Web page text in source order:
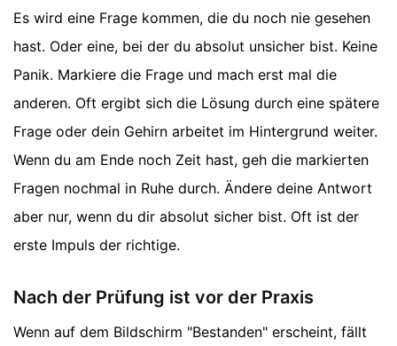
Es wird eine Frage kommen, die du noch nie gesehen
hast. Oder eine, bei der du absolut unsicher bist. Keine
Panik. Markiere die Frage und mach erst mal die
anderen. Oft ergibt sich die Lösung durch eine spätere
Frage oder dein Gehirn arbeitet im Hintergrund weiter.
Wenn du am Ende noch Zeit hast, geh die markierten
Fragen nochmal in Ruhe durch. Ändere deine Antwort
aber nur, wenn du dir absolut sicher bist. Oft ist der
erste Impuls der richtige.
Nach der Prüfung ist vor der Praxis
Wenn auf dem Bildschirm "Bestanden" erscheint, fällt